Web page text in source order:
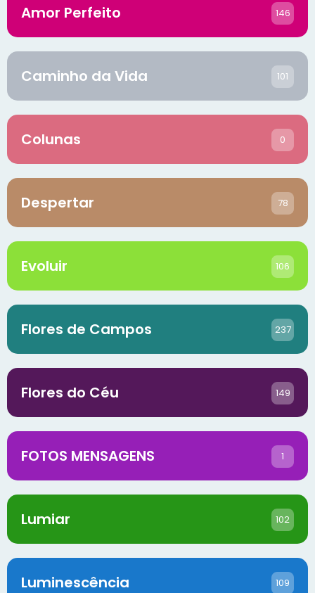
Amor Perfeito 146
Caminho da Vida 101
Colunas 0
Despertar 78
Evoluir 106
Flores de Campos 237
Flores do Céu 149
FOTOS MENSAGENS 1
Lumiar 102
Luminescência 109